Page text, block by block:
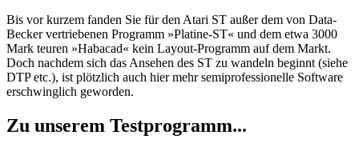
Bis vor kurzem fanden Sie für den Atari ST außer dem von Data-
Becker vertriebenen Programm »Platine-ST« und dem etwa 3000
Mark teuren »Habacad« kein Layout-Programm auf dem Markt.
Doch nachdem sich das Ansehen des ST zu wandeln beginnt (siehe
DTP etc.), ist plötzlich auch hier mehr semiprofessionelle Software
erschwinglich geworden.
Zu unserem Testprogramm...